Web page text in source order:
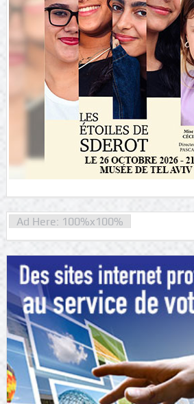
Ad Here: 100%x100%